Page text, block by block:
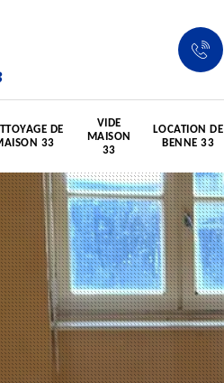
DE
33
VIDE
MAISON
33
LOCATION DE
BENNE 33